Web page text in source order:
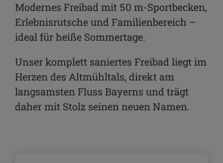
Modernes Freibad mit 50 m-Sportbecken,
Erlebnisrutsche und Familienbereich –
ideal für heiße Sommertage.
Unser komplett saniertes Freibad liegt im
Herzen des Altmühltals, direkt am
langsamsten Fluss Bayerns und trägt
daher mit Stolz seinen neuen Namen.